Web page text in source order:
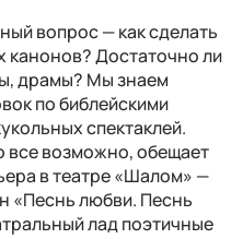
вопрос — как сделать
канонов? Достаточно ли
драмы? Мы знаем
по библейскими
спектаклей.
все возможно, обещает
в театре «Шалом» —
«Песнь любви. Песнь
лад поэтичные